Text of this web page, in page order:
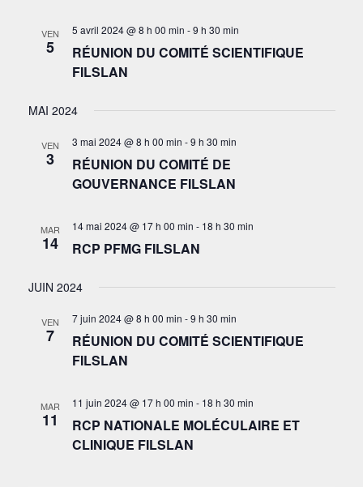
VEN
5
5 avril 2024 @ 8 h 00 min -9 h 30 min
RÉUNION DU COMITÉ SCIENTIFIQUE
FILSLAN
MAI 2024
VEN
3
3 mai 2024 @ 8 h 00 min -9 h 30 min
RÉUNION DU COMITÉ DE
GOUVERNANCE FILSLAN
MAR
14
14 mai 2024 @ 17 h 00 min - 18 h 30 min
RCP PFMG FILSLAN
JUIN 2024
VEN
7
7 juin 2024 @ 8 h 00 min -9 h 30 min
RÉUNION DU COMITÉ SCIENTIFIQUE
FILSLAN
MAR
11
11 juin 2024 @ 17 h 00 min - 18 h 30 min
RCP NATIONALE MOLÉCULAIRE ET
CLINIQUE FILSLAN